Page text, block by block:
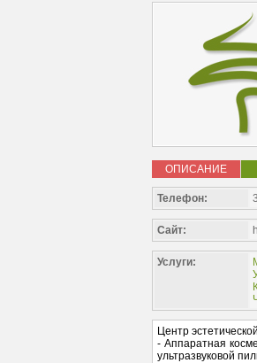
ОПИСАНИЕ
Телефон:
Сайт:
Услуги:
Центр
- Аппаратная
ультразвуковой